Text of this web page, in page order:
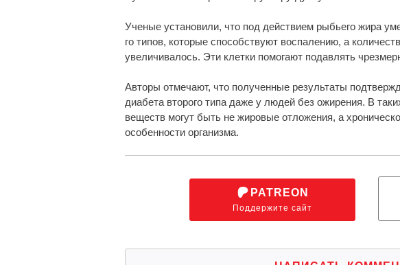
Ученые установили, что под действием рыбьего жира
го типов, которые способствуют воспалению, а
увеличивалось. Эти клетки помогают подавлять
Авторы отмечают, что полученные результаты
диабета второго типа даже у людей без ожирения. В
веществ могут быть не жировые отложения, а
особенности организма.
PATREON
Поддержите сайт